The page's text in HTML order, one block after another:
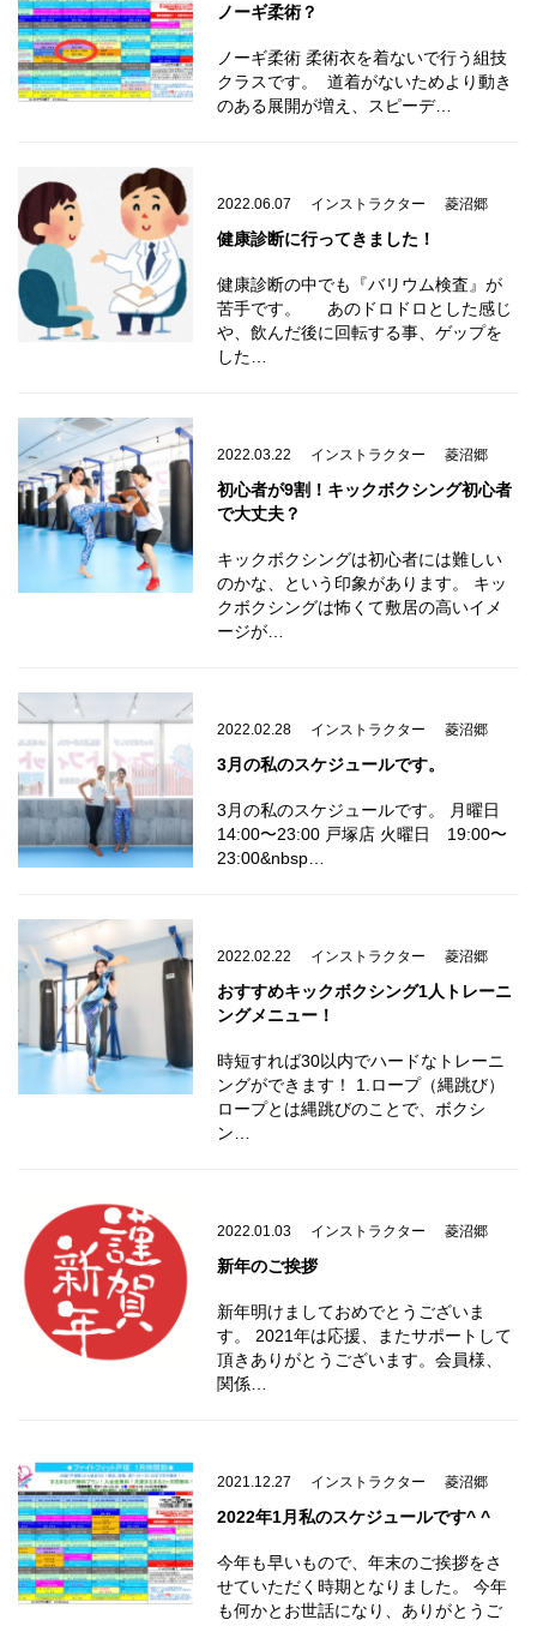
ノーギ柔術？
ノーギ柔術 柔術衣を着ないで行う組技
クラスです。 道着がないためより動き
のある展開が増え、スピーデ…
2022.06.07 インストラクター 菱沼郷
健康診断に行ってきました！
健康診断の中でも『バリウム検査』が
苦手です。 あのドロドロとした感じ
や、飲んだ後に回転する事、ゲップを
した…
2022.03.22 インストラクター 菱沼郷
初心者が9割！キックボクシング初心者
で大丈夫？
キックボクシングは初心者には難しい
のかな、という印象があります。 キッ
クボクシングは怖くて敷居の高いイメ
ージが…
2022.02.28 インストラクター 菱沼郷
3月の私のスケジュールです。
3月の私のスケジュールです。 月曜日
14:00〜23:00 戸塚店 火曜日 19:00〜
23:00&nbsp…
2022.02.22 インストラクター 菱沼郷
おすすめキックボクシング1人トレーニ
ングメニュー！
時短すれば30以内でハードなトレーニ
ングができます！ 1.ロープ（縄跳び）
ロープとは縄跳びのことで、ボクシ
ン…
2022.01.03 インストラクター 菱沼郷
新年のご挨拶
新年明けましておめでとうございま
す。 2021年は応援、またサポートして
頂きありがとうございます。会員様、
関係…
2021.12.27 インストラクター 菱沼郷
2022年1月私のスケジュールです^ ^
今年も早いもので、年末のご挨拶をさ
せていただく時期となりました。 今年
も何かとお世話になり、ありがとうご